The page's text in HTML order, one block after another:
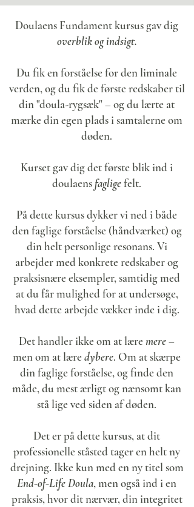
Doulaens Fundament kursus gav dig
overblik og indsigt.
Du fik en forståelse for den liminale
verden, og du fik de første redskaber til
din "doula-rygsæk" – og du lærte at
mærke din egen plads i samtalerne om
døden.
Kurset gav dig det første blik ind i
doulaens fagligefelt.
På dette kursus dykker vi ned i både
den faglige forståelse (håndværket) og
din helt personlige resonans. Vi
arbejder med konkrete redskaber og
praksisnære eksempler, samtidig med
at du får mulighed for at undersøge,
hvad dette arbejde vækker inde i dig.
Det handler ikke om at lære mere–
men om at lære dybere. Om at skærpe
din faglige forståelse, og finde den
måde, du mest ærligt og nænsomt kan
stå lige ved siden af døden.
Det er på dette kursus, at dit
professionelle ståsted tager en helt ny
drejning. Ikke kun med en ny titel som
End-of-Life Doula, men også ind i en
praksis, hvor dit nærvær, din integritet